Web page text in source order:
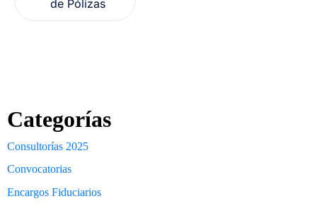
Categorías
Consultorías 2025
Convocatorias
Encargos Fiduciarios
de Pólizas